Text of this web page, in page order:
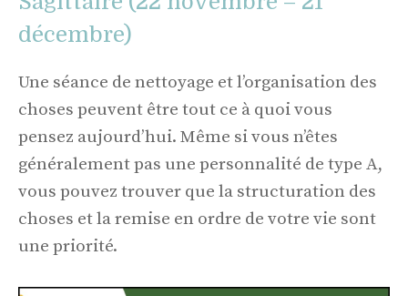
décembre)
Une séance de nettoyage et l’organisation des
choses peuvent être tout ce à quoi vous
pensez aujourd’hui. Même si vous n’êtes
généralement pas une personnalité de type A,
vous pouvez trouver que la structuration des
choses et la remise en ordre de votre vie sont
une priorité.